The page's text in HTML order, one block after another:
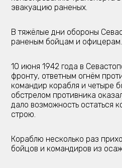
эвакуацию раненых.
В тяжёлые дни обороны
раненым бойцам и офицерам.
10 июня 1942 года в
фронту, ответным огнём
командир корабля и четыре
обстрелом противника
дало возможность остаться
строю.
Кораблю несколько раз
бойцов и командиров из